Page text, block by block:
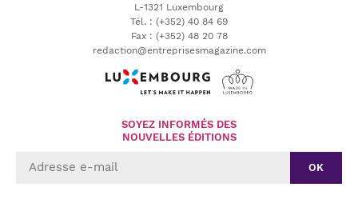
L-1321 Luxembourg
Tél. : (+352) 40 84 69
Fax : (+352) 48 20 78
redaction@entreprisesmagazine.com
SOYEZ INFORMÉS DES
NOUVELLES ÉDITIONS
OK